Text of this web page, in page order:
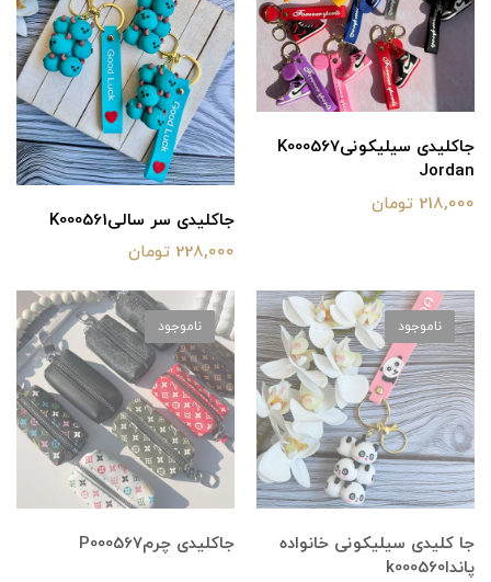
جاکلیدی سیلیکونیK000567
Jordan
218,000 تومان
جاکلیدی سر سالیK000561
228,000 تومان
جا کلیدی سیلیکونی خانواده
پانداk000560
ناموجود
جاکلیدی چرمP000567
ناموجود